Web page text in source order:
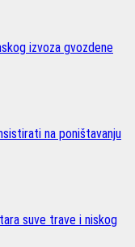
izvoza gvozdene
na poništavanju
suve trave i niskog